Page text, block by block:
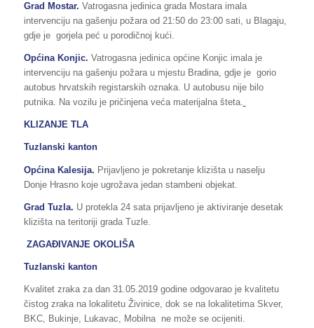
Grad Mostar. Vatrogasna jedinica grada Mostara imala
intervenciju na gašenju požara od 21:50 do 23:00 sati, u Blagaju,
gdje je gorjela peć u porodičnoj kući.
Općina Konjic. Vatrogasna jedinica općine Konjic imala je
intervenciju na gašenju požara u mjestu Bradina, gdje je gorio
autobus hrvatskih registarskih oznaka. U autobusu nije bilo
putnika. Na vozilu je pričinjena veća materijalna šteta.
KLIZANJE TLA
Tuzlanski kanton
Općina Kalesija. Prijavljeno je pokretanje klizišta u naselju
Donje Hrasno koje ugrožava jedan stambeni objekat.
Grad Tuzla. U protekla 24 sata prijavljeno je aktiviranje desetak
klizišta na teritoriji grada Tuzle.
ZAGAĐIVANJE OKOLIŠA
Tuzlanski kanton
Kvalitet zraka za dan 31.05.2019 godine odgovarao je kvalitetu
čistog zraka na lokalitetu Živinice, dok se na lokalitetima Skver,
BKC, Bukinje, Lukavac, Mobilna ne može se ocijeniti.